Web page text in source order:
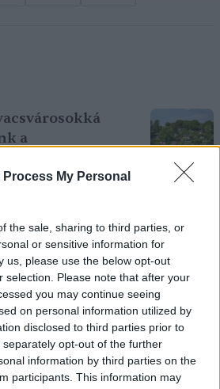
Process My Personal
the sale, sharing to third parties, or
or sensitive information for
us, please use the below opt-out
selection. Please note that after your
you may continue seeing
on personal information utilized by
disclosed to third parties prior to
opt-out of the further
information by third parties on the
participants. This information may
a
vízkorlátozások:
a vízzel?
a hangyák ellen